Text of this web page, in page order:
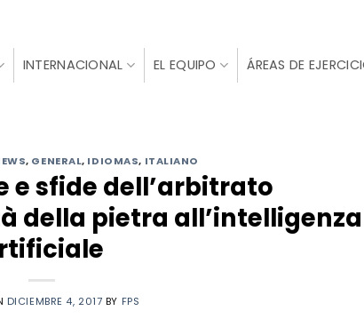
INTERNACIONAL EL EQUIPO ÁREAS DE
, GENERAL, IDIOMAS, ITALIANO
e sfide dell’arbitrato
della pietra all’intelligenza
DICIEMBRE 4, 2017 BY FPS